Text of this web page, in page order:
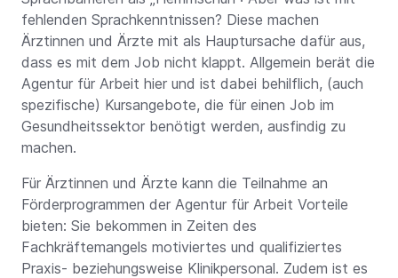
fehlenden Sprachkenntnissen? Diese machen
Ärztinnen und Ärzte mit als Hauptursache dafür aus,
dass es mit dem Job nicht klappt. Allgemein berät die
Agentur für Arbeit hier und ist dabei behilflich, (auch
spezifische) Kursangebote, die für einen Job im
Gesundheitssektor benötigt werden, ausfindig zu
machen.
Für Ärztinnen und Ärzte kann die Teilnahme an
Förderprogrammen der Agentur für Arbeit Vorteile
bieten: Sie bekommen in Zeiten des
Fachkräftemangels motiviertes und qualifiziertes
Praxis- beziehungsweise Klinikpersonal. Zudem ist es